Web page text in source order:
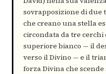
sovrapposizione di
che creano una stella
circondata da tre
superiore bianco — il
verso il Divino — e il
forza Divina che